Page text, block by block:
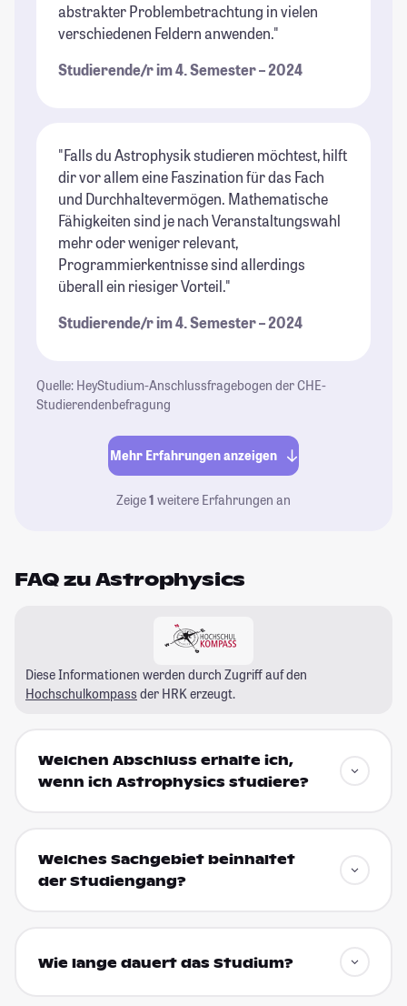
abstrakter Problembetrachtung in vielen
verschiedenen Feldern anwenden."
Studierende/r im 4. Semester – 2024
"Falls du Astrophysik studieren möchtest, hilft
dir vor allem eine Faszination für das Fach
und Durchhaltevermögen. Mathematische
Fähigkeiten sind je nach Veranstaltungswahl
mehr oder weniger relevant,
Programmierkentnisse sind allerdings
überall ein riesiger Vorteil."
Studierende/r im 4. Semester – 2024
Quelle: HeyStudium-Anschlussfragebogen der CHE-
Studierendenbefragung
Mehr Erfahrungen anzeigen
Zeige1 weitere Erfahrungen an
FAQ zu Astrophysics
Diese Informationen werden durch Zugriff auf den
Hochschulkompass der HRK erzeugt.
Welchen Abschluss erhalte ich,
wenn ich Astrophysics studiere?
Welches Sachgebiet beinhaltet
der Studiengang?
Wie lange dauert das Studium?